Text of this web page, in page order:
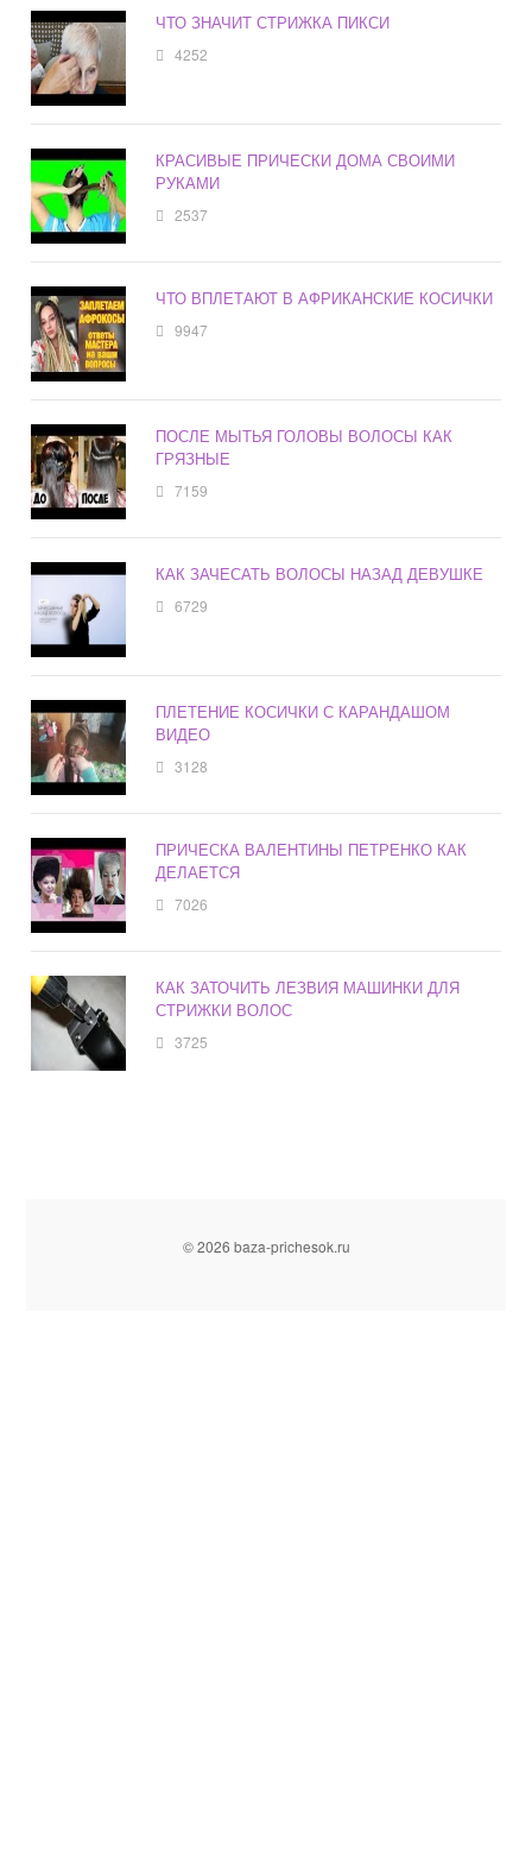
ЧТО ЗНАЧИТ СТРИЖКА ПИКСИ
4252
КРАСИВЫЕ ПРИЧЕСКИ ДОМА СВОИМИ
РУКАМИ
2537
ЧТО ВПЛЕТАЮТ В АФРИКАНСКИЕ КОСИЧКИ
9947
ПОСЛЕ МЫТЬЯ ГОЛОВЫ ВОЛОСЫ КАК
ГРЯЗНЫЕ
7159
КАК ЗАЧЕСАТЬ ВОЛОСЫ НАЗАД ДЕВУШКЕ
6729
ПЛЕТЕНИЕ КОСИЧКИ С КАРАНДАШОМ
ВИДЕО
3128
ПРИЧЕСКА ВАЛЕНТИНЫ ПЕТРЕНКО КАК
ДЕЛАЕТСЯ
7026
КАК ЗАТОЧИТЬ ЛЕЗВИЯ МАШИНКИ ДЛЯ
СТРИЖКИ ВОЛОС
3725
© 2026 baza-prichesok.ru